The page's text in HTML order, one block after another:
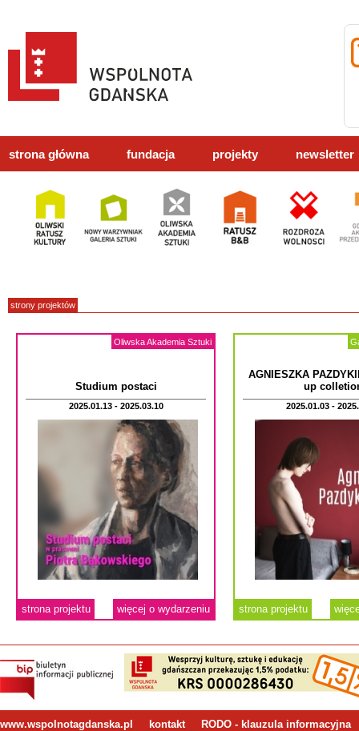
strona główna fundacja projekty newsletter
strony projektów
Oliwska Akademia Sztuki
Studium postaci
2025.01.13 - 2025.03.10
strona projektu więcej o wydarzeniu
AGNIESZKA
up
2025.01.03 -
strona projektu
www.wspolnotagdanska.pl kontakt RODO - klauzula informacyjna